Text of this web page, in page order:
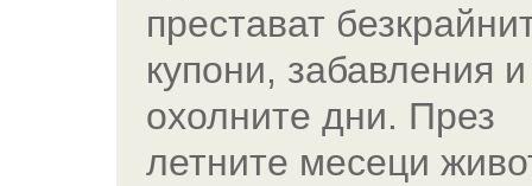
престават
купони, забавления и
охолните дни. През
летните месеци